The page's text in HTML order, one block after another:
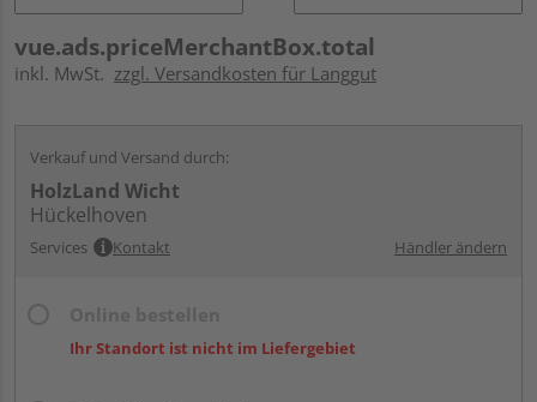
vue.ads.priceMerchantBox.total
inkl. MwSt. zzgl. Versandkosten für Langgut
Verkauf und Versand durch:
HolzLand Wicht
Hückelhoven
Services Kontakt Händler ändern
Ihr Standort ist nicht im Liefergebiet